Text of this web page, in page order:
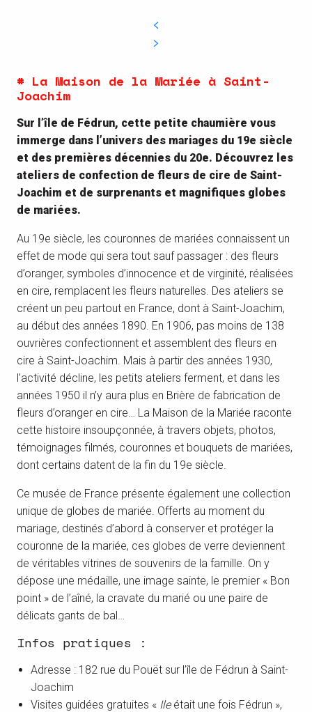
# La Maison de la Mariée à Saint-
Joachim
Sur l’île de Fédrun, cette petite chaumière vous
immerge dans l’univers des mariages du 19e siècle
et des premières décennies du 20e. Découvrez les
ateliers de confection de fleurs de cire de Saint-
Joachim et de surprenants et magnifiques globes
de mariées.
Au 19e siècle, les couronnes de mariées connaissent un
effet de mode qui sera tout sauf passager : des fleurs
d’oranger, symboles d’innocence et de virginité, réalisées
en cire, remplacent les fleurs naturelles. Des ateliers se
créent un peu partout en France, dont à Saint-Joachim,
au début des années 1890. En 1906, pas moins de 138
ouvrières confectionnent et assemblent des fleurs en
cire à Saint-Joachim. Mais à partir des années 1930,
l’activité décline, les petits ateliers ferment, et dans les
années 1950 il n’y aura plus en Brière de fabrication de
fleurs d’oranger en cire… La Maison de la Mariée raconte
cette histoire insoupçonnée, à travers objets, photos,
témoignages filmés, couronnes et bouquets de mariées,
dont certains datent de la fin du 19e siècle.
Ce musée de France présente également une collection
unique de globes de mariée. Offerts au moment du
mariage, destinés d’abord à conserver et protéger la
couronne de la mariée, ces globes de verre deviennent
de véritables vitrines de souvenirs de la famille. On y
dépose une médaille, une image sainte, le premier « Bon
point » de l’aîné, la cravate du marié ou une paire de
délicats gants de bal…
Infos pratiques :
Adresse : 182 rue du Pouët sur l’île de Fédrun à Saint-
Joachim
Visites guidées gratuites « Ileétait une fois Fédrun »,